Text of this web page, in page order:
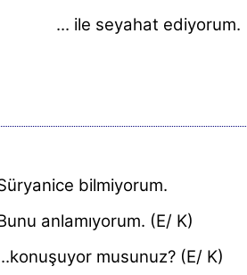
... ile seyahat ediyorum.
bilmiyorum.
anlamıyorum. (E/ K)
musunuz? (E/ K)